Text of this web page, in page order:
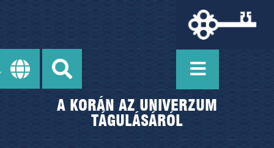
A KORÁN AZ UNIVERZUM
TÁGULÁSÁRÓL